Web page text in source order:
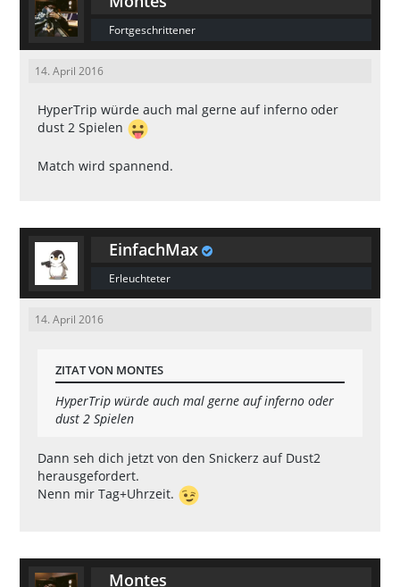
Fortgeschrittener
14. April 2016
HyperTrip würde auch mal gerne auf inferno oder
dust 2 Spielen
Match wird spannend.
EinfachMax
Erleuchteter
14. April 2016
ZITAT VON MONTES
HyperTrip würde auch mal gerne auf inferno oder
dust 2 Spielen
Dann seh dich jetzt von den Snickerz auf Dust2
herausgefordert.
Nenn mir Tag+Uhrzeit.
Montes